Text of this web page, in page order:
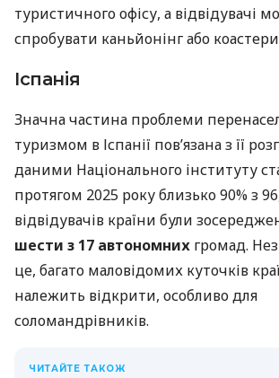
туристичного офісу, а відвідувачі
спробувати каньйонінг або
Іспанія
Значна частина проблеми
туризмом в Іспанії пов’язана з її
даними Національного інституту
протягом 2025 року близько 90% з
відвідувачів країни були
шести з 17 автономних громад.
це, багато маловідомих куточків
належить відкрити, особливо для
соломандрівників.
ЧИТАЙТЕ ТАКОЖ